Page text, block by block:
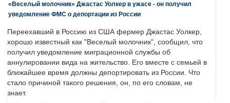
«Веселый молочник» Джастас Уолкер в ужасе - он получил
уведомление ФМС о депортации из России
Переехавший в Россию из США фермер Джастас Уолкер,
хорошо известный как "Веселый молочник", сообщил, что
получил уведомление миграционной службы об
аннулировании вида на жительство. Его вместе с семьей в
ближайшее время должны депортировать из России. Что
стало причиной такого решения, он, по его словам, не
знает.